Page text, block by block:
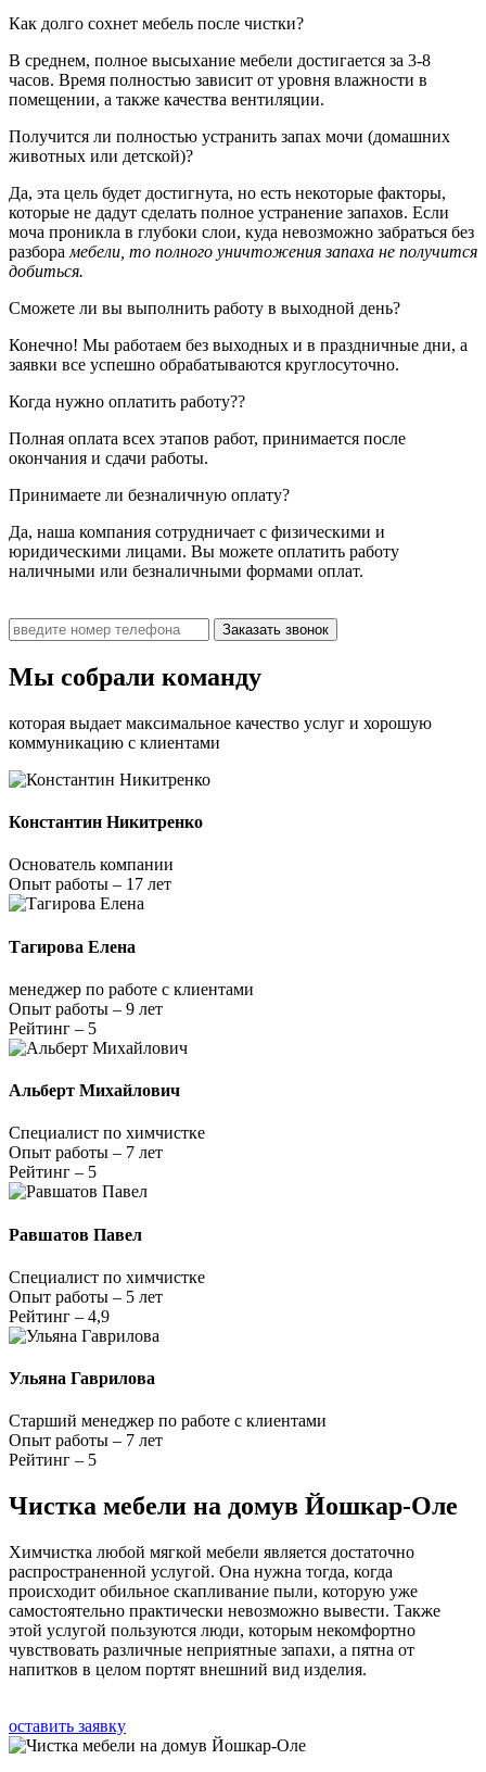
Как долго сохнет мебель после чистки?
В среднем, полное высыхание мебели достигается за 3-8
часов. Время полностью зависит от уровня влажности в
помещении, а также качества вентиляции.
Получится ли полностью устранить запах мочи (домашних
животных или детской)?
Да, эта цель будет достигнута, но есть некоторые факторы,
которые не дадут сделать полное устранение запахов. Если
моча проникла в глубоки слои, куда невозможно забраться без
разбора мебели, то полного уничтожения запаха не получится
добиться.
Сможете ли вы выполнить работу в выходной день?
Конечно! Мы работаем без выходных и в праздничные дни, а
заявки все успешно обрабатываются круглосуточно.
Когда нужно оплатить работу??
Полная оплата всех этапов работ, принимается после
окончания и сдачи работы.
Принимаете ли безналичную оплату?
Да, наша компания сотрудничает с физическими и
юридическими лицами. Вы можете оплатить работу
наличными или безналичными формами оплат.
Заказать звонок
Мы собрали команду
которая выдает максимальное качество услуг и хорошую
коммуникацию с клиентами
Константин Никитренко
Основатель компании
Опыт работы – 17 лет
Тагирова Елена
менеджер по работе с клиентами
Опыт работы – 9 лет
Рейтинг – 5
Альберт Михайлович
Специалист по химчистке
Опыт работы – 7 лет
Рейтинг – 5
Равшатов Павел
Специалист по химчистке
Опыт работы – 5 лет
Рейтинг – 4,9
Ульяна Гаврилова
Старший менеджер по работе с клиентами
Опыт работы – 7 лет
Рейтинг – 5
Чистка мебели на домув Йошкар-Оле
Химчистка любой мягкой мебели является достаточно
распространенной услугой. Она нужна тогда, когда
происходит обильное скапливание пыли, которую уже
самостоятельно практически невозможно вывести. Также
этой услугой пользуются люди, которым некомфортно
чувствовать различные неприятные запахи, а пятна от
напитков в целом портят внешний вид изделия.
оставить заявку